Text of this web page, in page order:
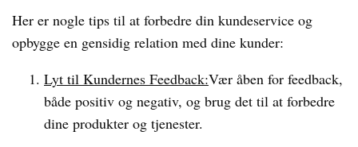
Her er nogle tips til at forbedre din kundeservice og
opbygge en gensidig relation med dine kunder:
Lyt til Kundernes Feedback:Vær åben for feedback,
både positiv og negativ, og brug det til at forbedre
dine produkter og tjenester.